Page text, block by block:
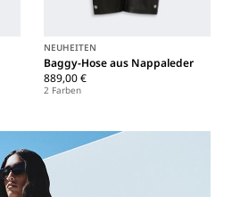
NEUHEITEN
Baggy-Hose aus Nappaleder
889,00 €
2 Farben